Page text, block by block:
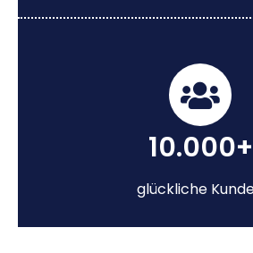
10.000+
glückliche